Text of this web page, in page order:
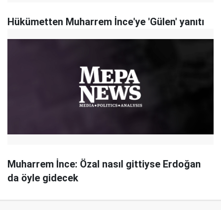
Hükümetten Muharrem İnce'ye 'Gülen' yanıtı
Muharrem İnce: Özal nasıl gittiyse Erdoğan
da öyle gidecek